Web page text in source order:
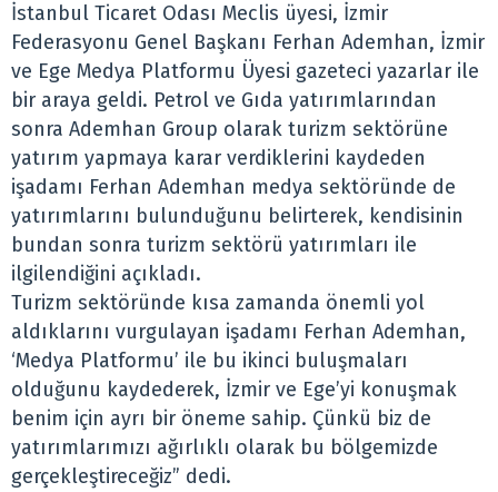
İstanbul Ticaret Odası Meclis üyesi, İzmir
Federasyonu Genel Başkanı Ferhan Ademhan, İzmir
ve Ege Medya Platformu Üyesi gazeteci yazarlar ile
bir araya geldi. Petrol ve Gıda yatırımlarından
sonra Ademhan Group olarak turizm sektörüne
yatırım yapmaya karar verdiklerini kaydeden
işadamı Ferhan Ademhan medya sektöründe de
yatırımlarını bulunduğunu belirterek, kendisinin
bundan sonra turizm sektörü yatırımları ile
ilgilendiğini açıkladı.
Turizm sektöründe kısa zamanda önemli yol
aldıklarını vurgulayan işadamı Ferhan Ademhan,
‘Medya Platformu’ ile bu ikinci buluşmaları
olduğunu kaydederek, İzmir ve Ege’yi konuşmak
benim için ayrı bir öneme sahip. Çünkü biz de
yatırımlarımızı ağırlıklı olarak bu bölgemizde
gerçekleştireceğiz” dedi.